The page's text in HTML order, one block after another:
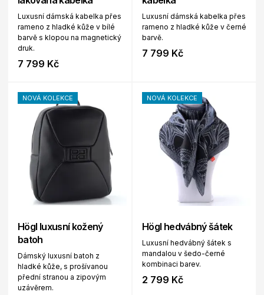
Luxusní dámská kabelka přes
rameno z hladké kůže v bílé
barvě s klopou na magnetický
druk.
7 799 Kč
Luxusní dámská kabelka přes
rameno z hladké kůže v černé
barvě.
7 799 Kč
NOVÁ KOLEKCE
Högl luxusní kožený
batoh
Dámský luxusní batoh z
hladké kůže, s prošívanou
přední stranou a zipovým
uzávěrem.
NOVÁ KOLEKCE
Högl hedvábný šátek
Luxusní hedvábný šátek s
mandalou v šedo-černé
kombinaci barev.
2 799 Kč